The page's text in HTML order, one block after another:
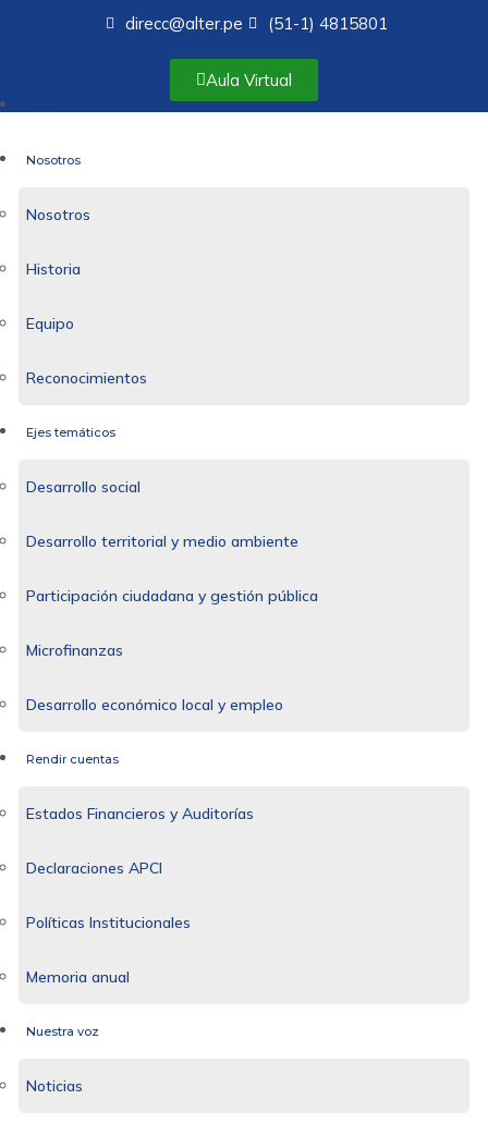
direcc@alter.pe (51-1) 4815801
Aula Virtual
Nosotros
Nosotros
Historia
Equipo
Reconocimientos
Ejes temáticos
Desarrollo social
Desarrollo territorial y medio ambiente
Participación ciudadana y gestión pública
Microfinanzas
Desarrollo económico local y empleo
Rendir cuentas
Estados Financieros y Auditorías
Declaraciones APCI
Políticas Institucionales
Memoria anual
Nuestra voz
Noticias